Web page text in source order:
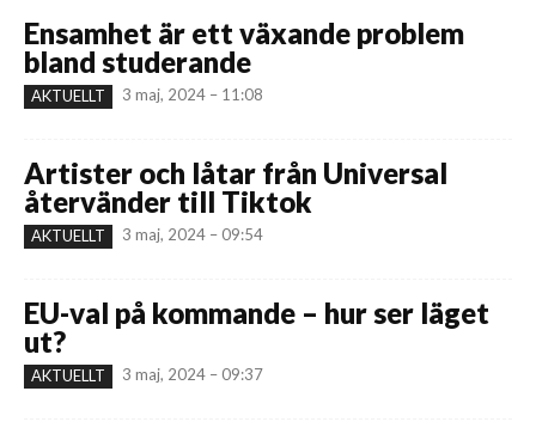
Ensamhet är ett växande problem
bland studerande
AKTUELLT 3 maj, 2024 – 11:08
Artister och låtar från Universal
återvänder till Tiktok
AKTUELLT 3 maj, 2024 – 09:54
EU-val på kommande – hur ser läget
ut?
AKTUELLT 3 maj, 2024 – 09:37